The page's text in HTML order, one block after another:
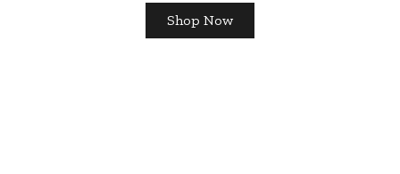
Shop Now